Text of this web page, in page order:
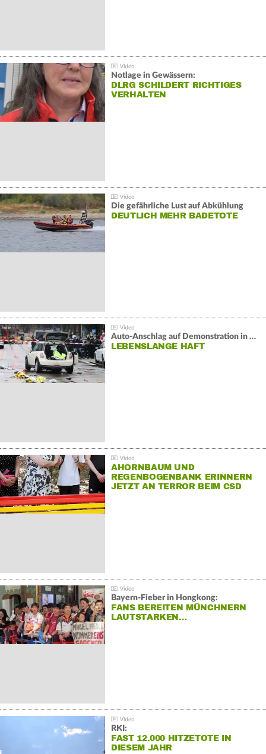
Notlage in Gewässern:
DLRG SCHILDERT RICHTIGES
VERHALTEN
Die gefährliche Lust auf Abkühlung
DEUTLICH MEHR BADETOTE
Auto-Anschlag auf Demonstration in München:
LEBENSLANGE HAFT
AHORNBAUM UND
REGENBOGENBANK ERINNERN
JETZT AN TERROR BEIM CSD
Bayern-Fieber in Hongkong:
FANS BEREITEN MÜNCHNERN
LAUTSTARKEN…
RKI:
FAST 12.000 HITZETOTE IN
DIESEM JAHR